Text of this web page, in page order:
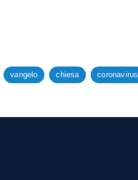
vangelo chiesa coronavirus